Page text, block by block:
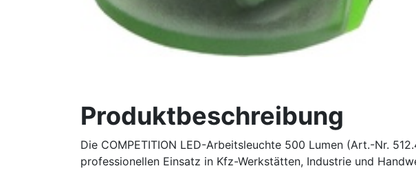
Produktbeschreibung
Die COMPETITION LED-Arbeitsleuchte 500 Lumen (Art.-Nr.
professionellen Einsatz in Kfz-Werkstätten, Industrie und